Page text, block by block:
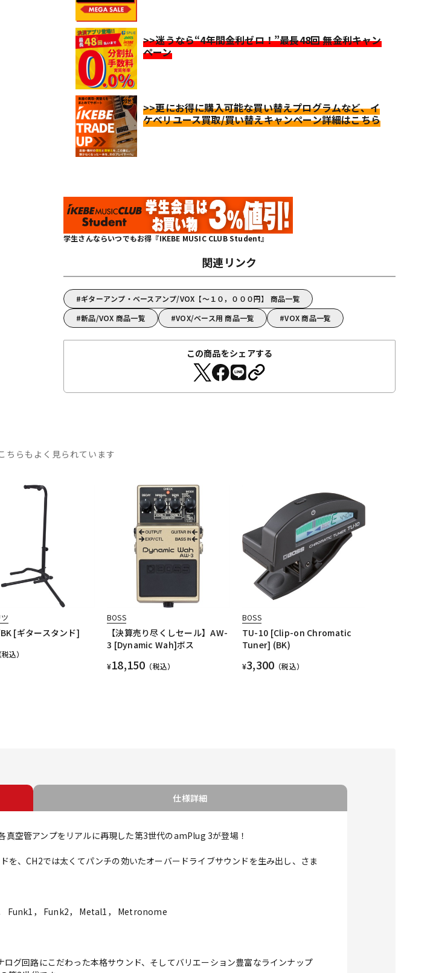
>>迷うなら“4年間金利ゼロ！”最長48回 無金利キャン
ペーン
>>更にお得に購入可能な買い替えプログラムなど、イ
ケベリユース買取/買い替えキャンペーン詳細はこちら
学生さんならいつでもお得『IKEBE MUSIC CLUB Student』
関連リンク
ギターアンプ・ベースアンプ/VOX【～１０，０００円】 商品一覧
新品/VOX 商品一覧
VOX/ベース用 商品一覧 VOX 商品一覧
この商品をシェアする
ちらもよく見られています
[ギタースタンド]
込）
BOSS
【決算売り尽くしセール】AW-
3 [Dynamic Wah]ボス
¥18,150 （税込）
BOSS
TU-10 [Clip-on Chromatic
Tuner] (BK)
¥3,300 （税込）
仕様詳細
空管アンプをリアルに再現した第3世代のamPlug 3が登場！
を、CH2では太くてパンチの効いたオーバードライブサウンドを生み出し、さま
Funk1， Funk2， Metal1， Metronome
グ回路にこだわった本格サウンド、そしてバリエーション豊富なラインナップ